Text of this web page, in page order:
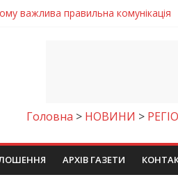
центри на
досліджують місце
шанс на власне житло
важлива правильна комунікація
Головна > НОВИНИ >
АРХІВ ГАЗЕТИ